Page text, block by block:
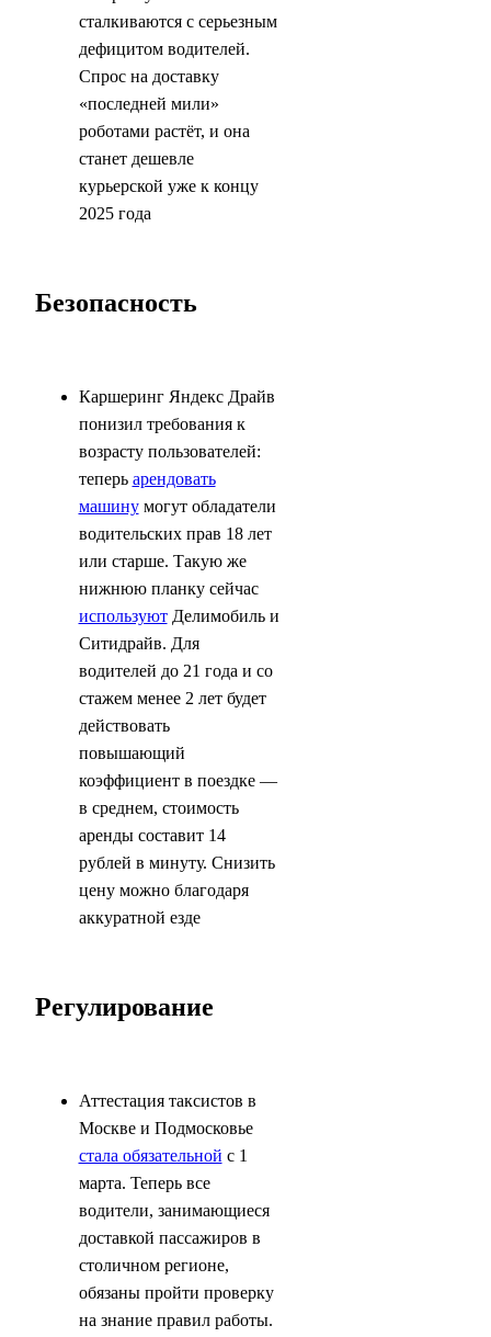
сталкиваются с серьезным
дефицитом водителей.
Спрос на доставку
«последней мили»
роботами растёт, и она
станет дешевле
курьерской уже к концу
2025 года
Безопасность
Каршеринг Яндекс Драйв
понизил требования к
возрасту пользователей:
теперь арендовать
машинумогут обладатели
водительских прав 18 лет
или старше. Такую же
нижнюю планку сейчас
используютДелимобиль и
Ситидрайв. Для
водителей до 21 года и со
стажем менее 2 лет будет
действовать
повышающий
коэффициент в поездке —
в среднем, стоимость
аренды составит 14
рублей в минуту. Снизить
цену можно благодаря
аккуратной езде
Регулирование
Аттестация таксистов в
Москве и Подмосковье
стала обязательной с 1
марта. Теперь все
водители, занимающиеся
доставкой пассажиров в
столичном регионе,
обязаны пройти проверку
на знание правил работы.